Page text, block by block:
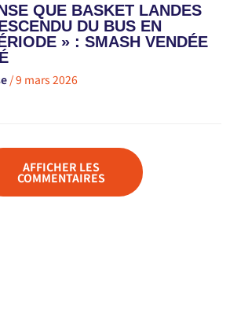
QUE BASKET LANDES
DU BUS EN
» : SMASH VENDÉE
/9 mars 2026
AFFICHER LES
COMMENTAIRES